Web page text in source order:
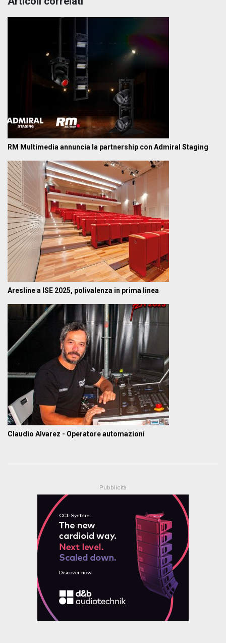
RM Multimedia annuncia la partnership con Admiral Staging
Aresline a ISE 2025, polivalenza in prima linea
Claudio Alvarez - Operatore automazioni